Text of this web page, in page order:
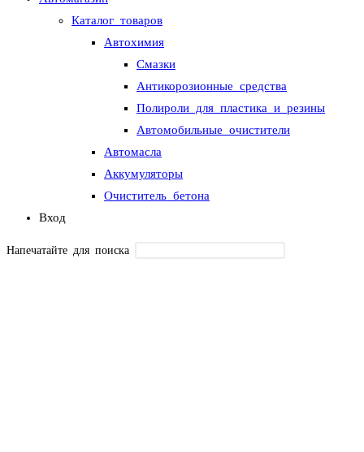
Каталог товаров
Автохимия
Смазки
Антикорозионные средства
Полироли для пластика и резины
Автомобильные очистители
Автомасла
Аккумуляторы
Очиститель бетона
Вход
Напечатайте для поиска